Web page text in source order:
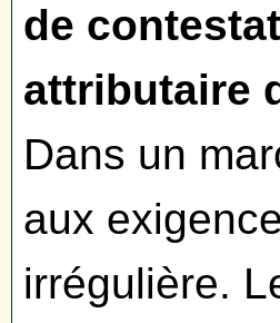
de
attributaire
Dans un
aux
irrégulière.